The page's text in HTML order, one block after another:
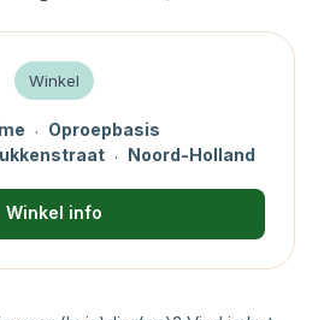
Winkel
· Oproepbasis
· Noord-Holland
Winkel info